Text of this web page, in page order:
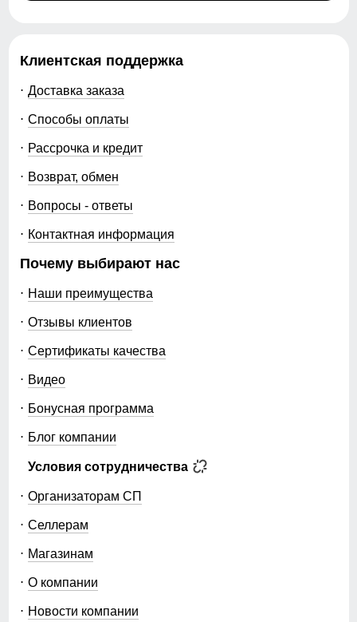
Клиентская поддержка
Доставка заказа
Способы оплаты
Рассрочка и кредит
Возврат, обмен
Вопросы - ответы
Контактная информация
Почему выбирают нас
Наши преимущества
Отзывы клиентов
Сертификаты качества
Видео
Бонусная программа
Блог компании
Условия сотрудничества
Организаторам СП
Селлерам
Магазинам
О компании
Новости компании